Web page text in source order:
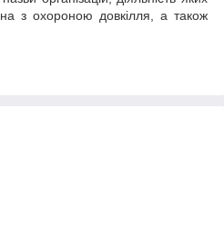
з охороною довкілля, а також